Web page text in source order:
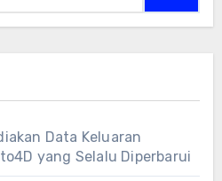
Data Keluaran
yang Selalu Diperbarui